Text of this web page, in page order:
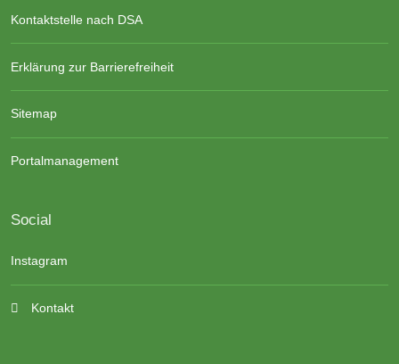
Kontaktstelle nach DSA
Erklärung zur Barrierefreiheit
Sitemap
Portalmanagement
Social
Instagram
Kontakt